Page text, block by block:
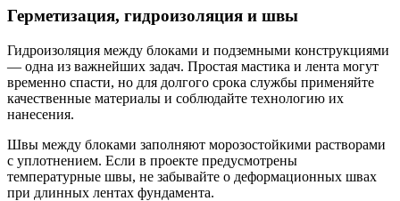
Герметизация, гидроизоляция и швы
Гидроизоляция между блоками и подземными конструкциями
— одна из важнейших задач. Простая мастика и лента могут
временно спасти, но для долгого срока службы применяйте
качественные материалы и соблюдайте технологию их
нанесения.
Швы между блоками заполняют морозостойкими растворами
с уплотнением. Если в проекте предусмотрены
температурные швы, не забывайте о деформационных швах
при длинных лентах фундамента.